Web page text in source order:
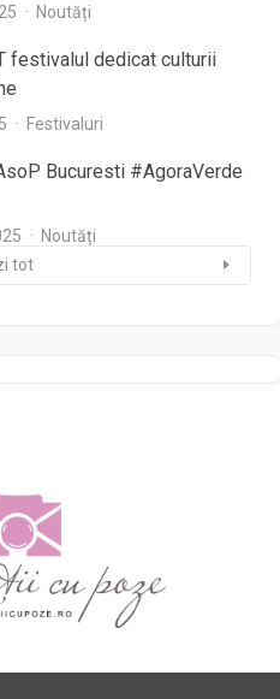
Noutăți
festivalul dedicat culturii
Festivaluri
Bucuresti #AgoraVerde
Noutăți
tot